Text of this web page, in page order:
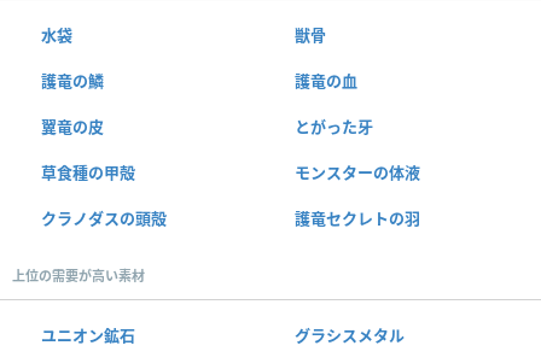
水袋 獣骨
護竜の鱗 護竜の血
翼竜の皮 とがった牙
草食種の甲殻 モンスターの体液
クラノダスの頭殻 護竜セクレトの羽
上位の需要が高い素材
ユニオン鉱石 グラシスメタル